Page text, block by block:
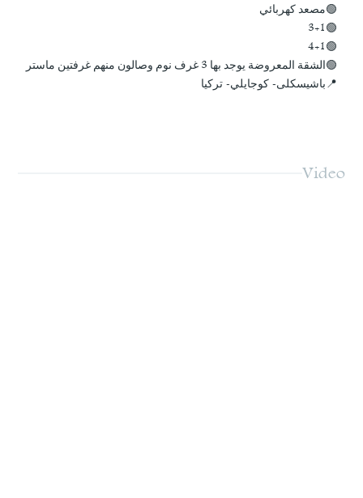
🟢مصعد كهربائي
🟢3+1
🟢4+1
🟢الشقة المعروضة يوجد بها 3 غرف نوم وصالون منهم غرفتين ماستر
📍باشيسكلى- كوجايلي- تركيا
Video